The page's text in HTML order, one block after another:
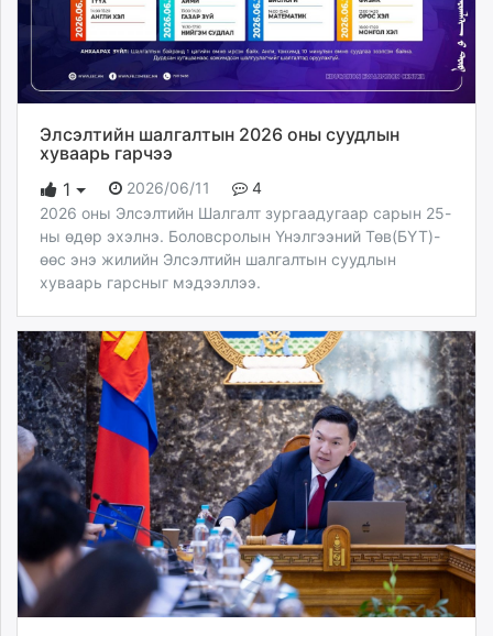
Элсэлтийн шалгалтын 2026 оны суудлын
хуваарь гарчээ
1
2026/06/11
4
2026 оны Элсэлтийн Шалгалт зургаадугаар сарын 25-
ны өдөр эхэлнэ. Боловсролын Үнэлгээний Төв(БҮТ)-
өөс энэ жилийн Элсэлтийн шалгалтын суудлын
хуваарь гарсныг мэдээллээ.